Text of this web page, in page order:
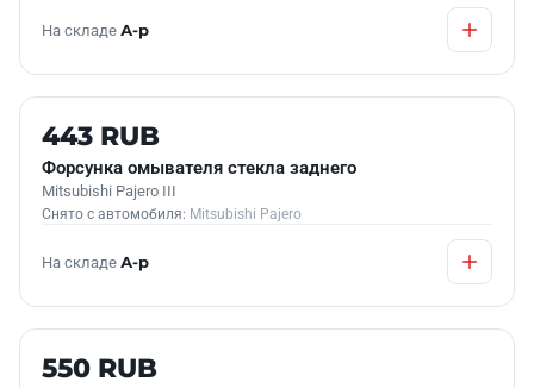
На складе А-р
Б/У В НАЛИЧИИ
443 RUB
Форсунка омывателя стекла заднего
Mitsubishi Pajero III
Снято с автомобиля: Mitsubishi Pajero
На складе А-р
Б/У В НАЛИЧИИ
550 RUB